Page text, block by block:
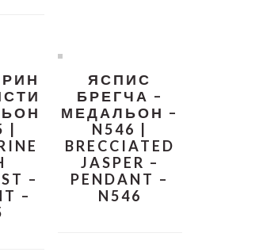
|
–
–
ЯСПИС
БРЕГЧА –
МЕДАЛЬОН –
N546 |
BRECCIATED
JASPER –
PENDANT –
N546